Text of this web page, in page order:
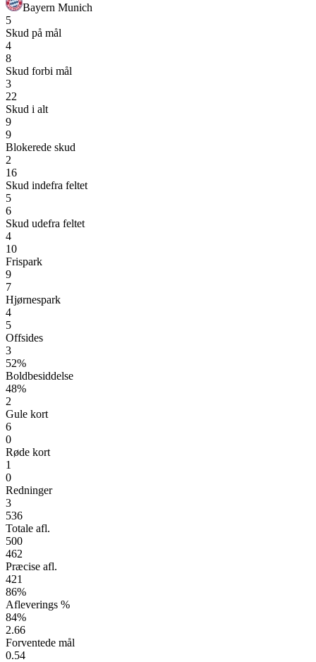
Bayern Munich
5
Skud på mål
4
8
Skud forbi mål
3
22
Skud i alt
9
9
Blokerede skud
2
16
Skud indefra feltet
5
6
Skud udefra feltet
4
10
Frispark
9
7
Hjørnespark
4
5
Offsides
3
52%
Boldbesiddelse
48%
2
Gule kort
6
0
Røde kort
1
0
Redninger
3
536
Totale afl.
500
462
Præcise afl.
421
86%
Afleverings %
84%
2.66
Forventede mål
0.54